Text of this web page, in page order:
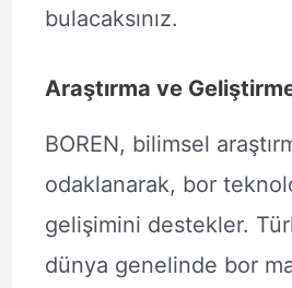
bulacaksınız.
Araştırma ve
BOREN, bilimsel
odaklanarak, bor
gelişimini destekler.
dünya genelinde bor